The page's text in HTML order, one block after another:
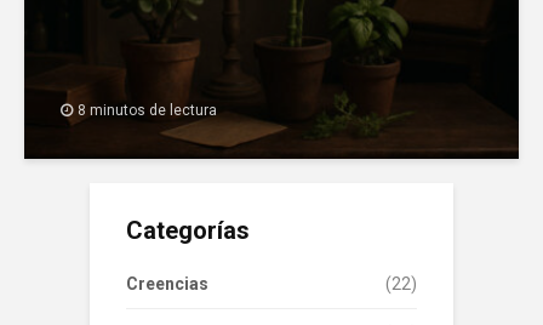
8 minutos de lectura
Categorías
Creencias (22)